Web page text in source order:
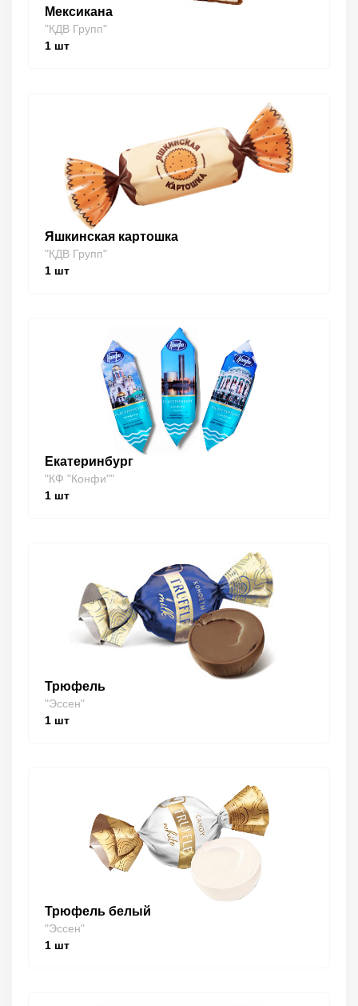
Мексикана
"КДВ Групп"
1 шт
Яшкинская картошка
"КДВ Групп"
1 шт
Екатеринбург
"КФ "Конфи""
1 шт
Трюфель
"Эссен"
1 шт
Трюфель белый
"Эссен"
1 шт